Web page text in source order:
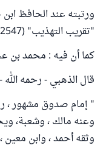
ورتبته عند الحافظ
"تقريب التهذيب" (2547).
كما أن فيه : محمد بن
قال الذهبي - رحمه الله
" إمام صدوق مشهور ،
وعنه مالك ، وشعبة،
وثقه أحمد ، وابن معين